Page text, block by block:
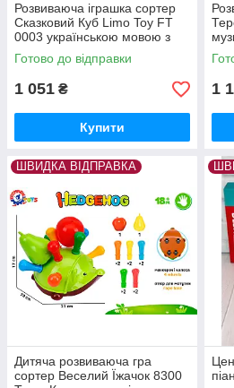
Розвиваюча іграшка сортер
Сказковий Куб Limo Toy FT
0003 українською мовою з
пультом — швидка відправка.
Готово до відправки
1 051 ₴
Купити
—
1
ШВИДКА ВІДПРАВКА
Дитяча розвиваюча гра
сортер Веселий Їжачок 8300